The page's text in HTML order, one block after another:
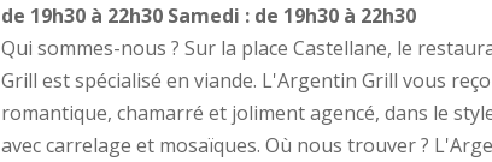
de 19h30 à 22h30 Samedi : de 19h30 à 22h30
Qui sommes-nous ? Sur la place Castellane, le
Grill est spécialisé en viande. L'Argentin Grill vous
romantique, chamarré et joliment agencé, dans le
avec carrelage et mosaïques. Où nous trouver ?